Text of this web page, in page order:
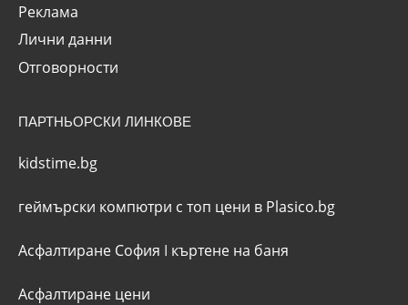
Реклама
Лични данни
Отговорности
ПАРТНЬОРСКИ ЛИНКОВЕ
kidstime.bg
геймърски компютри с топ цени в Plasico.bg
Асфалтиране София I къртене на баня
Асфалтиране цени